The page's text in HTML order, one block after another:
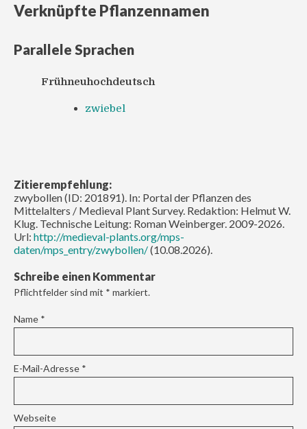
Verknüpfte Pflanzennamen
Parallele Sprachen
Frühneuhochdeutsch
zwiebel
Zitierempfehlung:
zwybollen (ID: 201891). In: Portal der Pflanzen des
Mittelalters / Medieval Plant Survey. Redaktion: Helmut W.
Klug. Technische Leitung: Roman Weinberger. 2009-2026.
Url: http://medieval-plants.org/mps-
daten/mps_entry/zwybollen/(10.08.2026).
Schreibe einen Kommentar
Pflichtfelder sind mit * markiert.
Name *
E-Mail-Adresse *
Webseite